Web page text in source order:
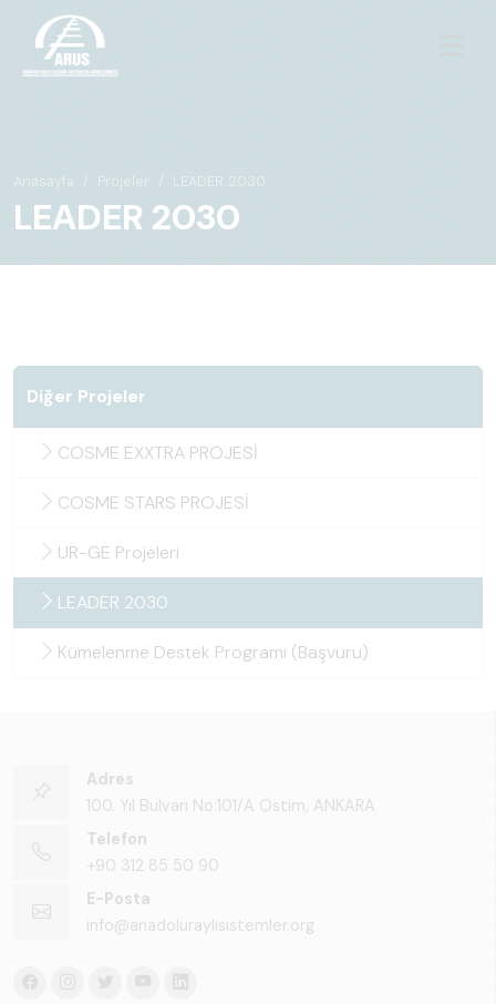
Anasayfa Projeler LEADER 2030
LEADER 2030
Diğer Projeler
COSME EXXTRA PROJESİ
COSME STARS PROJESİ
UR-GE Projeleri
LEADER 2030
Kümelenme Destek Programı (Başvuru)
Adres
100. Yıl Bulvarı No:101/A Ostim, ANKARA
Telefon
+90 312 85 50 90
E-Posta
info@anadoluraylisistemler.org